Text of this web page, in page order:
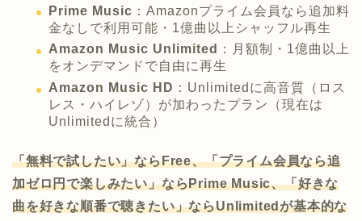
Prime Music ：Amazonプライム会員なら追加料
金なしで利用可能・1億曲以上シャッフル再生
Amazon Music Unlimited
：月額制・1億曲以上
をオンデマンドで自由に再生
Amazon Music HD ：Unlimitedに高音質（ロス
レス・ハイレゾ）が加わったプラン（現在は
Unlimitedに統合）
「無料で試したい」ならFree、「プライム会員なら追
加ゼロ円で楽しみたい」ならPrime Music、「好きな
曲を好きな順番で聴きたい」ならUnlimitedが基本的な